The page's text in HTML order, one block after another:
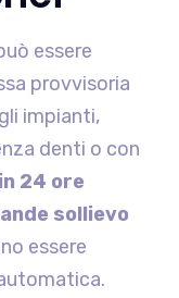
essere
provvisoria
impianti,
denti o con
24 ore
sollievo
essere